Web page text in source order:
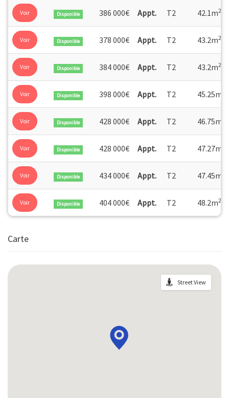
Voir Disponible 386 000€ Appt. T2 42.1m2
Voir Disponible 378 000€ Appt. T2 43.2m2
Voir Disponible 384 000€ Appt. T2 43.2m2
Voir Disponible 398 000€ Appt. T2 45.25m
Voir Disponible 428 000€ Appt. T2 46.75m
Voir Disponible 428 000€ Appt. T2 47.27m
Voir Disponible 434 000€ Appt. T2 47.45m
Voir Disponible 404 000€ Appt. T2 48.2m2
Carte
Street View